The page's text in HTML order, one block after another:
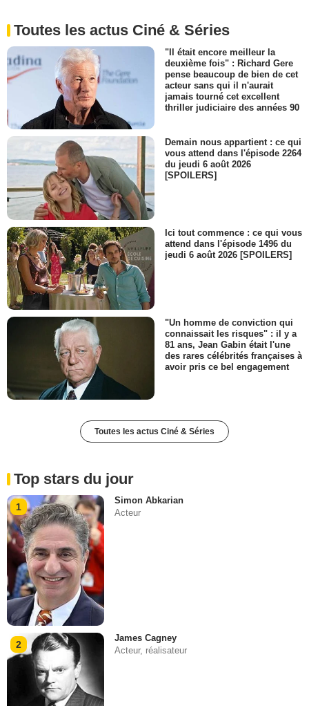
Toutes les actus Ciné & Séries
"Il était encore meilleur la
deuxième fois" : Richard Gere
pense beaucoup de bien de cet
acteur sans qui il n'aurait
jamais tourné cet excellent
thriller judiciaire des années 90
Demain nous appartient : ce qui
vous attend dans l'épisode 2264
du jeudi 6 août 2026
[SPOILERS]
Ici tout commence : ce qui vous
attend dans l'épisode 1496 du
jeudi 6 août 2026 [SPOILERS]
"Un homme de conviction qui
connaissait les risques" : il y a
81 ans, Jean Gabin était l'une
des rares célébrités françaises à
avoir pris ce bel engagement
Toutes les actus Ciné & Séries
Top stars du jour
1
Simon Abkarian
Acteur
2
James Cagney
Acteur, réalisateur